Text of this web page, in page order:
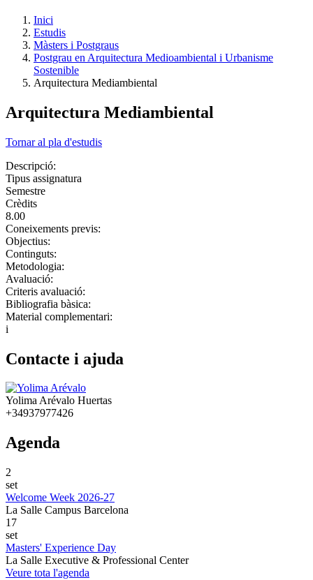
Inici
Estudis
Màsters i Postgraus
Postgrau en Arquitectura Medioambiental i Urbanisme
Sostenible
Arquitectura Mediambiental
Arquitectura Mediambiental
Tornar al pla d'estudis
Descripció:
Tipus assignatura
Semestre
Crèdits
8.00
Coneixements previs:
Objectius:
Continguts:
Metodologia:
Avaluació:
Criteris avaluació:
Bibliografia bàsica:
Material complementari:
i
Contacte i ajuda
Yolima Arévalo Huertas
+34937977426
Agenda
2
set
Welcome Week 2026-27
La Salle Campus Barcelona
17
set
Masters' Experience Day
La Salle Executive & Professional Center
Veure tota l'agenda